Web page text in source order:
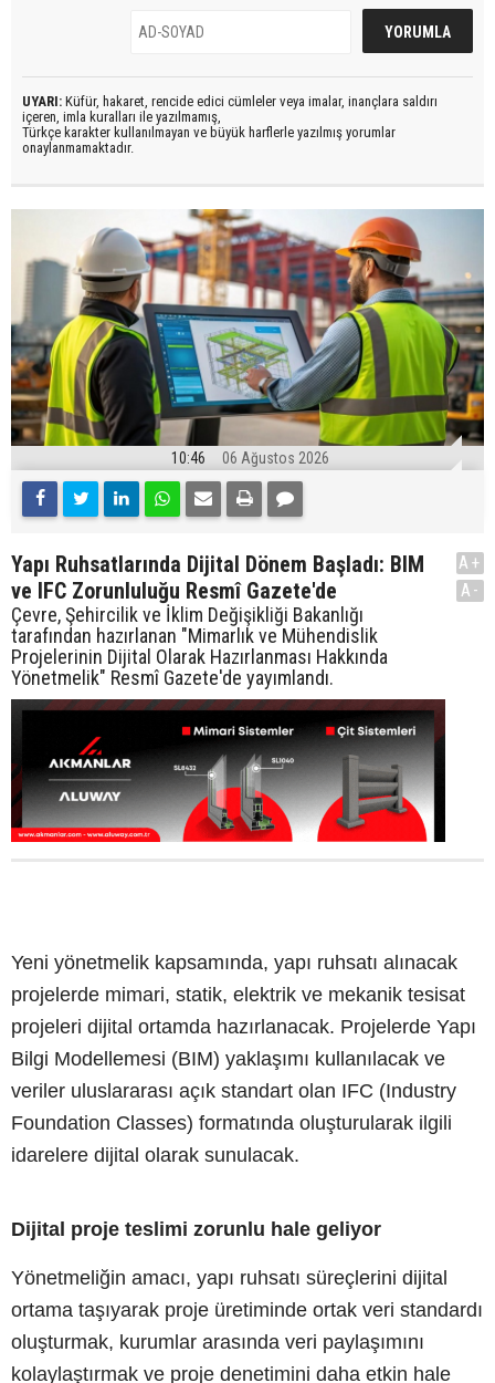
UYARI: Küfür, hakaret, rencide edici cümleler veya imalar, inançlara saldırı
içeren, imla kuralları ile yazılmamış,
Türkçe karakter kullanılmayan ve büyük harflerle yazılmış yorumlar
onaylanmamaktadır.
10:46 06 Ağustos 2026
Yapı Ruhsatlarında Dijital Dönem Başladı: BIM
ve IFC Zorunluluğu Resmî Gazete'de
Çevre, Şehircilik ve İklim Değişikliği Bakanlığı
tarafından hazırlanan "Mimarlık ve Mühendislik
Projelerinin Dijital Olarak Hazırlanması Hakkında
Yönetmelik" Resmî Gazete'de yayımlandı.
A+
A-
Yeni yönetmelik kapsamında, yapı ruhsatı alınacak
projelerde mimari, statik, elektrik ve mekanik tesisat
projeleri dijital ortamda hazırlanacak. Projelerde Yapı
Bilgi Modellemesi (BIM) yaklaşımı kullanılacak ve
veriler uluslararası açık standart olan IFC (Industry
Foundation Classes) formatında oluşturularak ilgili
idarelere dijital olarak sunulacak.
Dijital proje teslimi zorunlu hale geliyor
Yönetmeliğin amacı, yapı ruhsatı süreçlerini dijital
ortama taşıyarak proje üretiminde ortak veri standardı
oluşturmak, kurumlar arasında veri paylaşımını
kolaylaştırmak ve proje denetimini daha etkin hale